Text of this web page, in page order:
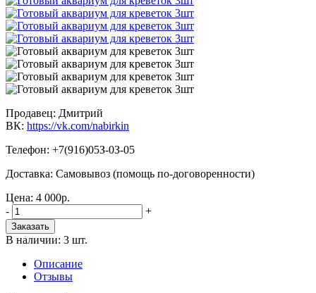
Продавец: Дмитрий
ВК: https://vk.com/nabirkin
Телефон: +7(916)05З-0З-05
Доставка: Самовывоз (помощь по-договоренности)
Цена: 4 000р.
-
+
Заказать
В наличии: 3 шт.
Описание
Отзывы